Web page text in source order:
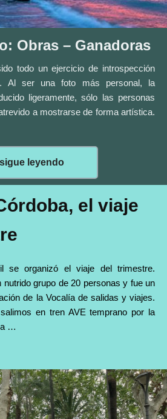
Obras – Ganadoras
todo un ejercicio de introspección
Al ser una foto más personal, la
ligeramente, sólo las personas
a mostrarse de forma artística.
sigue leyendo
el viaje
se organizó el viaje del trimestre.
nutrido grupo de 20 personas y fue un
de la Vocalía de salidas y viajes.
en tren AVE temprano por la
a …